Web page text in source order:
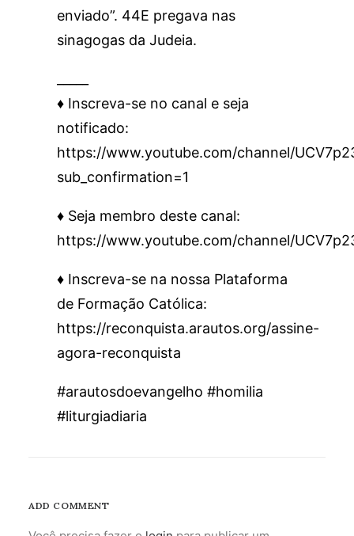
enviado”. 44E pregava nas
sinagogas da Judeia.
♦️ Inscreva-se no canal e seja
notificado:
https://www.youtube.com/channel/
sub_confirmation=1
♦️ Seja membro deste canal:
https://www.youtube.com/channel/
♦️ Inscreva-se na nossa Plataforma
de Formação Católica:
https://reconquista.arautos.org/assine-
agora-reconquista
#arautosdoevangelho #homilia
#liturgiadiaria
ADD COMMENT